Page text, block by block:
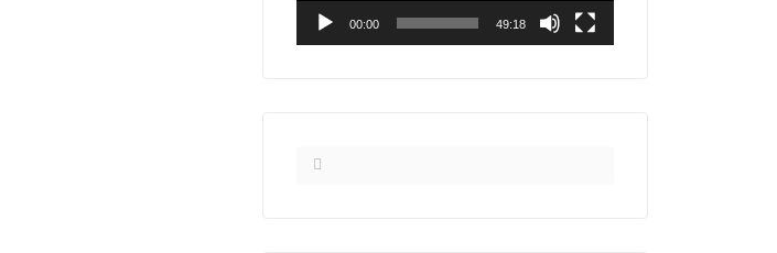
00:00 49:18